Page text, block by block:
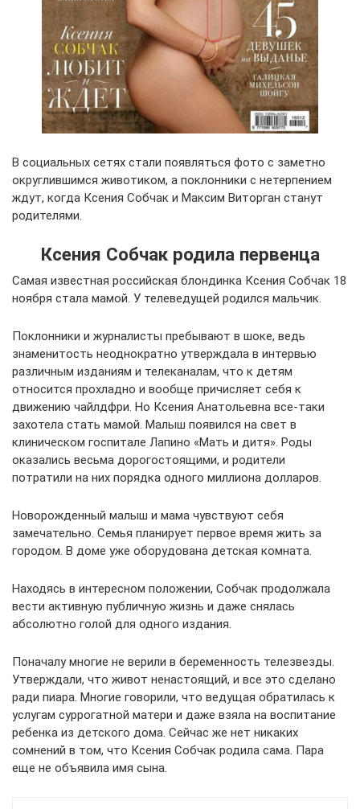
В социальных сетях стали появляться фото с заметно
округлившимся животиком, а поклонники с нетерпением
ждут, когда Ксения Собчак и Максим Виторган станут
родителями.
Ксения Собчак родила первенца
Самая известная российская блондинка Ксения Собчак 18
ноября стала мамой. У телеведущей родился мальчик.
Поклонники и журналисты пребывают в шоке, ведь
знаменитость неоднократно утверждала в интервью
различным изданиям и телеканалам, что к детям
относится прохладно и вообще причисляет себя к
движению чайлдфри. Но Ксения Анатольевна все-таки
захотела стать мамой. Малыш появился на свет в
клиническом госпитале Лапино «Мать и дитя». Роды
оказались весьма дорогостоящими, и родители
потратили на них порядка одного миллиона долларов.
Новорожденный малыш и мама чувствуют себя
замечательно. Семья планирует первое время жить за
городом. В доме уже оборудована детская комната.
Находясь в интересном положении, Собчак продолжала
вести активную публичную жизнь и даже снялась
абсолютно голой для одного издания.
Поначалу многие не верили в беременность телезвезды.
Утверждали, что живот ненастоящий, и все это сделано
ради пиара. Многие говорили, что ведущая обратилась к
услугам суррогатной матери и даже взяла на воспитание
ребенка из детского дома. Сейчас же нет никаких
сомнений в том, что Ксения Собчак родила сама. Пара
еще не объявила имя сына.